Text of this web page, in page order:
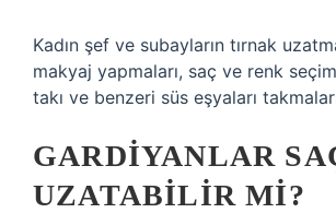
Kadın şef ve subayların tırnak
makyaj yapmaları, saç ve renk
takı ve benzeri süs eşyaları
GARDIYANLAR
UZATABILIR MI?